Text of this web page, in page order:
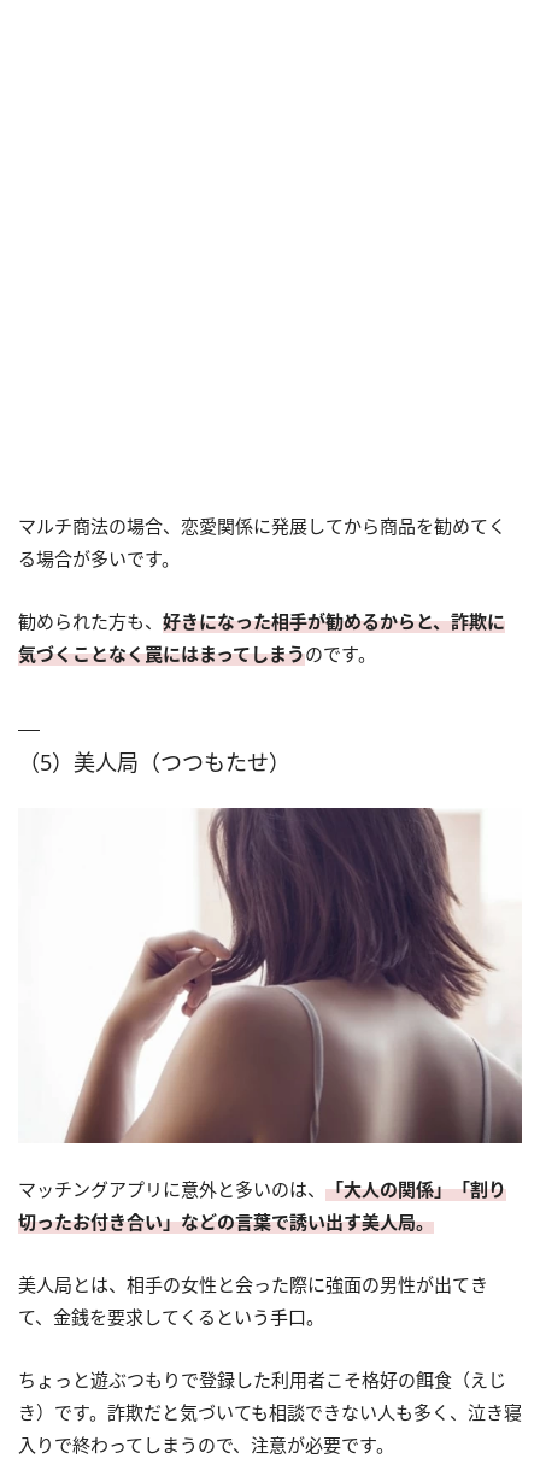
マルチ商法の場合、恋愛関係に発展してから商品を勧めてく
る場合が多いです。
勧められた方も、 好きになった相手が勧めるからと、詐欺に
気づくことなく罠にはまってしまうのです。
（5）美人局（つつもたせ）
マッチングアプリに意外と多いのは、 「大人の関係」「割り
切ったお付き合い」などの言葉で誘い出す美人局。
美人局とは、相手の女性と会った際に強面の男性が出てき
て、金銭を要求してくるという手口。
ちょっと遊ぶつもりで登録した利用者こそ格好の餌食（えじ
き）です。詐欺だと気づいても相談できない人も多く、泣き寝
入りで終わってしまうので、注意が必要です。